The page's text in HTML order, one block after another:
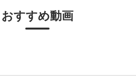
おすすめ動画